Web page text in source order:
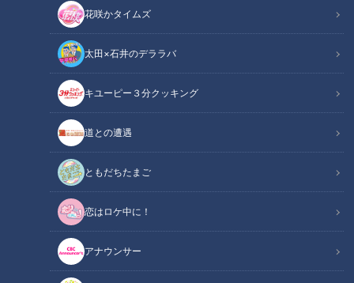
花咲かタイムズ
太田×石井のデララバ
キユーピー３分クッキング
道との遭遇
ともだちたまご
恋はロケ中に！
アナウンサー
CBCテレビ：画像『チャント！』
チャント！
くらしニュース
年末を迎え、大掃除の準備をしている人も多いはず。大掃除の
際に、ぜひしておきたいのが「ゴキブリ対策」！実は冬こそ、
しっかり対策をすることが重要だそう。そこでゴキブリ対策の
専門家に、冬にやるべきことを聞きました！